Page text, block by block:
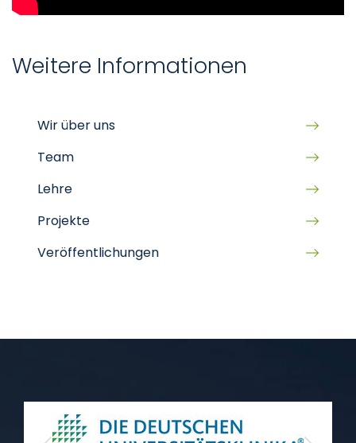
Weitere Informationen
Wir über uns
Team
Lehre
Projekte
Veröffentlichungen